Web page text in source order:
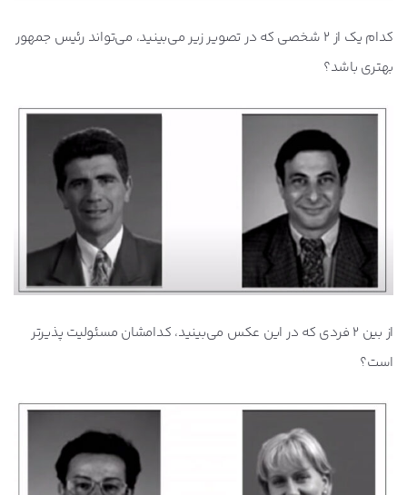
کدام یک از 2 شخصی که در تصویر زیر می‌بینید، می‌تواند رئیس جمهور
بهتری باشد؟
از بین 2 فردی که در این عکس می‌بینید، کدامشان مسئولیت پذیرتر
است؟